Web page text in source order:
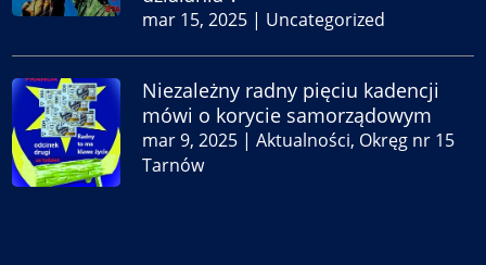
mar 15, 2025 | Uncategorized
Niezależny radny pięciu kadencji
mówi o korycie samorządowym
mar 9, 2025 |Aktualności, Okręg nr 15
Tarnów